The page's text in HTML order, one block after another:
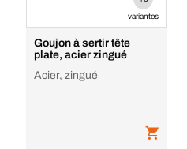
variantes
Goujon à sertir tête
plate, acier zingué
Acier, zingué